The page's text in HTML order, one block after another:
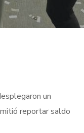
un
reportar saldo